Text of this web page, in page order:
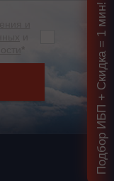
Подбор ИБП + Скидка = 1 мин!